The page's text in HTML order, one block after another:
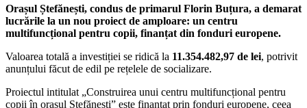
Orașul Ștefănești, condus de primarul Florin Buțura, a demarat
lucrările la un nou proiect de amploare: un centru
multifuncțional pentru copii, finanțat din fonduri europene.
Valoarea totală a investiției se ridică la 11.354.482,97 de lei, potrivit
anunțului făcut de edil pe rețelele de socializare.
Proiectul intitulat „Construirea unui centru multifuncțional pentru
copii în orașul Ștefănești” este finanțat prin fonduri europene, ceea